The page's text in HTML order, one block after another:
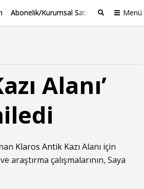
Abonelik/Kurumsal Satış Menü
Alanı’
Klaros Antik Kazı Alanı için
araştırma çalışmalarının, Saya